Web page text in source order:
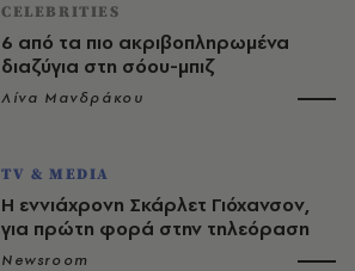
CELEBRITIES
6 από τα πιο ακριβοπληρωμένα
διαζύγια στη σόου-μπιζ
Λίνα Μανδράκου
TV & MEDIA
Η εννιάχρονη Σκάρλετ Γιόχανσον,
για πρώτη φορά στην τηλεόραση
Newsroom